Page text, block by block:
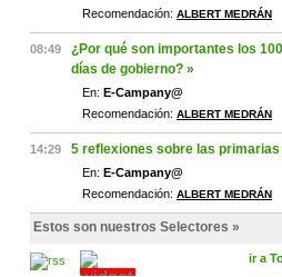
Recomendación: ALBERT MEDRÁN
08:49
¿Por qué son importantes los
días de gobierno? »
En: E-Campany@
Recomendación: ALBERT MEDRÁN
14:29 5 reflexiones sobre las primarias
En: E-Campany@
Recomendación: ALBERT MEDRÁN
Estos son nuestros Selectores »
ir a